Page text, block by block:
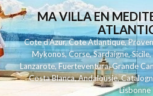
MA VILLA EN
Cote d'Azur,Cote Atlantique,
Mykonos,Corse,Sardaigne,Sicile,
Lanzarote,Fuerteventura,Grande
Costa Blanca,Andalousie,
Lisbonne